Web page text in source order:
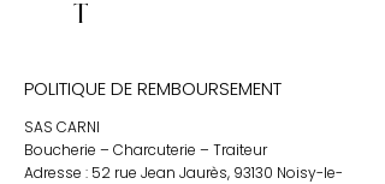
POLITIQUE DE REMBOURSEMENT
SAS CARNI
Boucherie – Charcuterie – Traiteur
Adresse : 52 rue Jean Jaurès, 93130 Noisy-le-